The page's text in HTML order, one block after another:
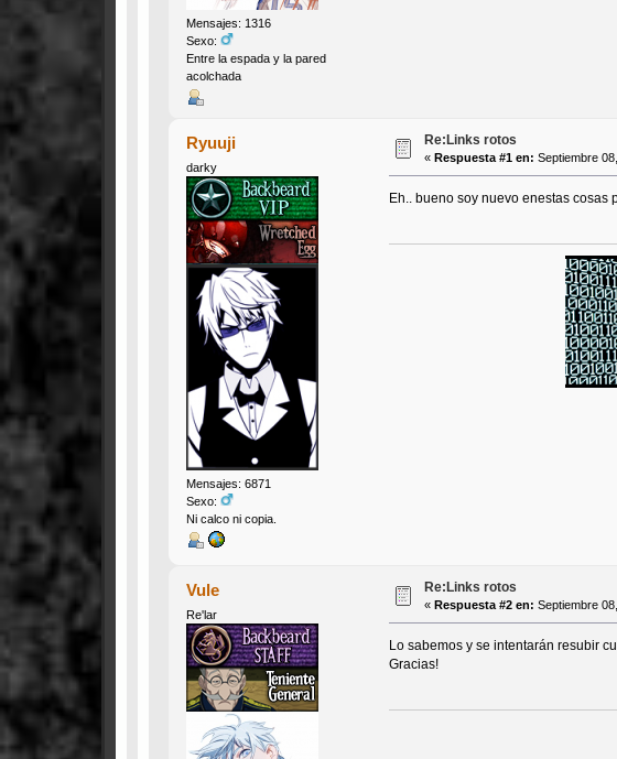
Mensajes: 1316
Sexo:
Entre la espada y la pared
acolchada
Ryuuji
darky
Mensajes: 6871
Sexo:
Ni calco ni copia.
Re:Links rotos
« Respuesta #1 en: Septiembre
Eh.. bueno soy nuevo enestas cosas
Vule
Re'lar
Re:Links rotos
« Respuesta #2 en: Septiembre
Lo sabemos y se intentarán resubir
Gracias!